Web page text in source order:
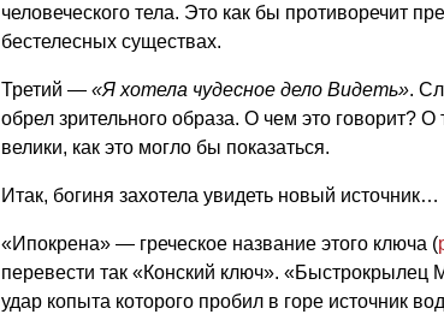
человеческого тела. Это как бы противоречит
бестелесных существах.
Третий — «Я хотела чудесное дело Видеть».
обрел зрительного образа. О чем это говорит?
велики, как это могло бы показаться.
Итак, богиня захотела увидеть новый источник…
«Ипокрена» — греческое название этого ключа (
перевести так «Конский ключ».
удар копыта которого пробил в горе источник